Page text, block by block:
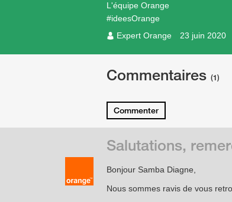
L'équipe Orange
#ideesOrange
Expert Orange
23 juin 2020
Commentaires (1)
Commenter
Bonjour Samba Diagne,
Nous sommes ravis de vous
Salutations,